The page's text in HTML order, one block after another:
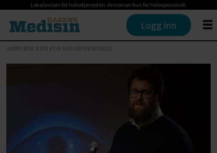
Lokalavisen for helsetjenesten. Annonser kun for helsepersonell.
Logg inn
ANNONSE KUN FOR HELSEPERSONELL